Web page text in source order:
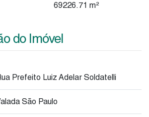
69226.71 m²
do Imóvel
Prefeito Luiz Adelar Soldatelli
São Paulo